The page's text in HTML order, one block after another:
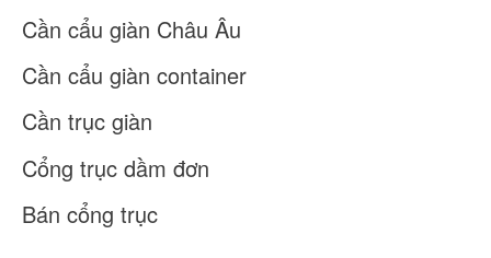
Cần cẩu giàn Châu Âu
Cần cẩu giàn container
Cần trục giàn
Cổng trục dầm đơn
Bán cổng trục